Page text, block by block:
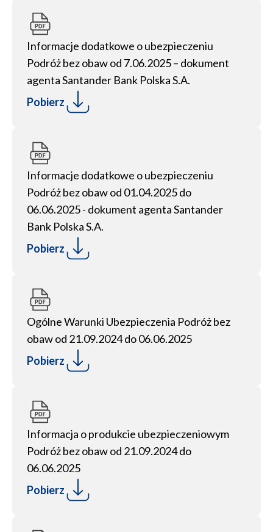
Informacje dodatkowe o ubezpieczeniu
Podróż bez obaw od 7.06.2025 – dokument
agenta Santander Bank Polska S.A.
Pobierz
Informacje dodatkowe o ubezpieczeniu
Podróż bez obaw od 01.04.2025 do
06.06.2025 - dokument agenta Santander
Bank Polska S.A.
Pobierz
Ogólne Warunki Ubezpieczenia Podróż bez
obaw od 21.09.2024 do 06.06.2025
Pobierz
Informacja o produkcie ubezpieczeniowym
Podróż bez obaw od 21.09.2024 do
06.06.2025
Pobierz